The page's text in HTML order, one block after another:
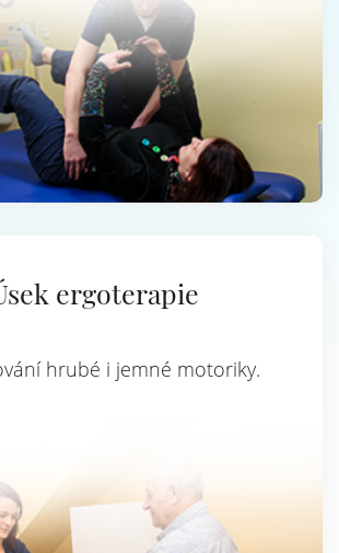
ergoterapie
hrubé i jemné motoriky.